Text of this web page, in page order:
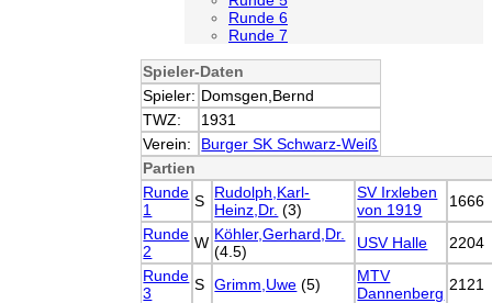
Runde 6
Runde 7
Spieler-Daten
Spieler: Domsgen,Bernd
TWZ:
1931
Verein:
Burger SK Schwarz-Weiß
Partien
Runde
1
S
Rudolph,Karl-
Heinz,Dr. (3)
SV Irxleben
von 1919
1666
Runde
2
W Köhler,Gerhard,Dr.
(4.5)
USV Halle
2204
Runde
3
S Grimm,Uwe (5)
MTV
Dannenberg 2121